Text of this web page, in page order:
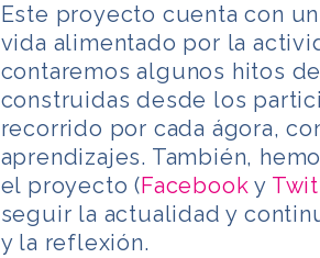
Este proyecto cuenta con
vida alimentado por la
contaremos algunos hitos
construidas desde los
recorrido por cada ágora,
aprendizajes. También,
el proyecto (Facebook y
seguir la actualidad y
y la reflexión.